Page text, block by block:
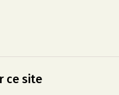
ce site